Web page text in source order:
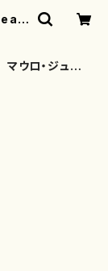
マウロ・ジュリ